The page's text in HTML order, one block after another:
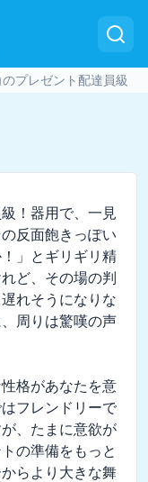
プレゼント配達員級
！器用で、一見
反面飽きっぽい
」とギリギリ精
ど、その場の判
れそうになりな
周りは驚嘆の声
格があなたを意
フレンドリーで
、たまに意欲が
の準備をもっと
らより大きな舞